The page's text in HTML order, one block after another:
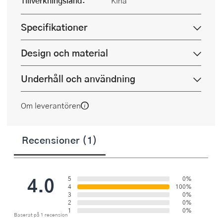
Specifikationer
Design och material
Underhåll och användning
Om leverantören
Recensioner (1)
4.0
Baserat på 1 recension
5
0%
4
100%
3
0%
2
0%
1
0%